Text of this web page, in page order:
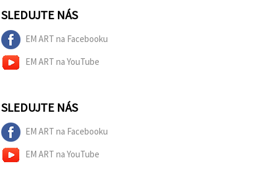
SLEDUJTE NÁS
EM ART na Facebooku
EM ART na YouTube
SLEDUJTE NÁS
EM ART na Facebooku
EM ART na YouTube